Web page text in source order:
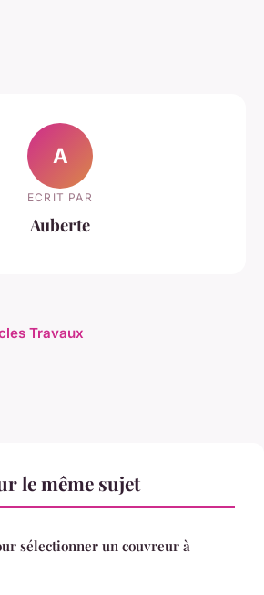
A
ECRIT PAR
Auberte
Travaux
le même sujet
sélectionner un couvreur à